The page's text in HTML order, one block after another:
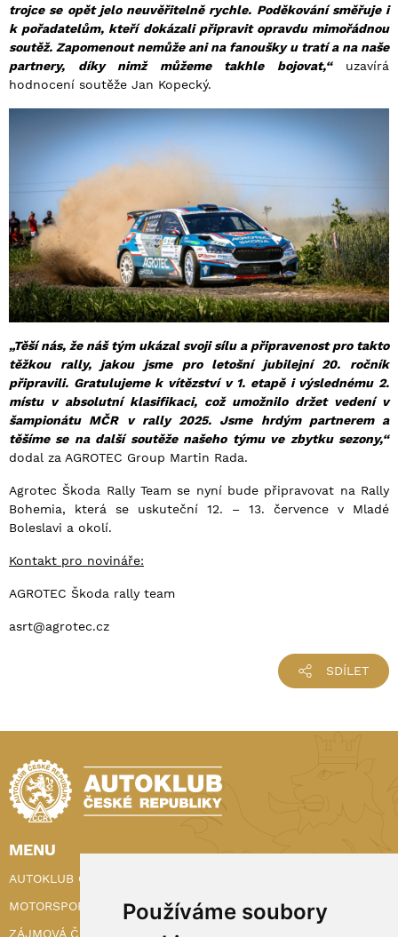
Používáme soubory
trojce se opět jelo neuvěřitelně rychle. Poděkování směřuje i
k pořadatelům, kteří dokázali připravit opravdu mimořádnou
soutěž. Zapomenout nemůže ani na fanoušky u tratí a na naše
partnery, díky nimž můžeme takhle bojovat,“uzavírá
hodnocení soutěže Jan Kopecký.
„Těší nás, že náš tým ukázal svoji sílu a připravenost pro takto
těžkou rally, jakou jsme pro letošní jubilejní 20. ročník
připravili. Gratulujeme k vítězství v 1. etapě i výslednému 2.
místu v absolutní klasifikaci, což umožnilo držet vedení v
šampionátu MČR v rally 2025. Jsme hrdým partnerem a
těšíme se na další soutěže našeho týmu ve zbytku sezony,“
dodal za AGROTEC Group Martin Rada.
Agrotec Škoda Rally Team se nyní bude připravovat na Rally
Bohemia, která se uskuteční 12. – 13. července v Mladé
Boleslavi a okolí.
Kontakt pro novináře:
AGROTEC Škoda rally team
asrt@agrotec.cz
SDÍLET
MENU
AUTOKLUB ČR
MOTORSPORT
ZÁJMOVÁ ČINNOST